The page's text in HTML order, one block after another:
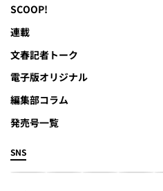
SCOOP!
連載
文春記者トーク
電子版オリジナル
編集部コラム
発売号一覧
SNS